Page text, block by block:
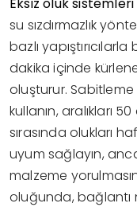
Eksiz oluk sistemleri
su sızdırmazlık
bazlı yapıştırıcılarla
dakika içinde
oluşturur.
kullanın, aralıkları
sırasında olukları
uyum sağlayın,
malzeme
oluğunda, bağlantı